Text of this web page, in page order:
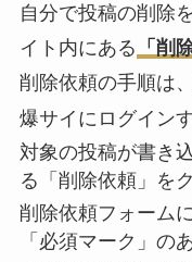
自分で投稿の削除
イト内にある 「削
削除依頼の手順は
爆サイにログイン
対象の投稿が書き
る「削除依頼」を
削除依頼フォーム
「必須マーク」の